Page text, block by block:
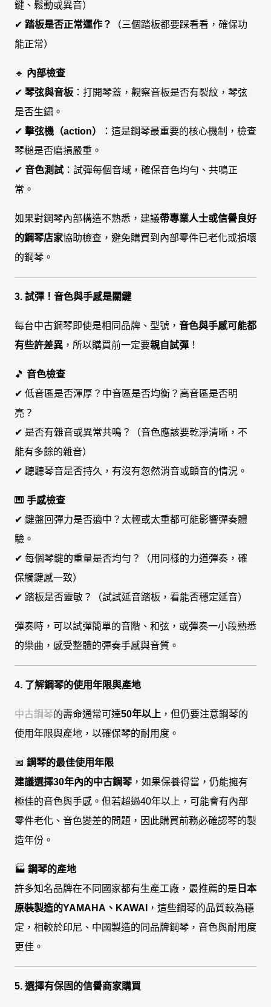
鍵、鬆動或異音）
✔ 踏板是否正常運作？
（三個踏板都要踩看看，確保功
能正常）
🔹 內部檢查
✔ 琴弦與音板 ：打開琴蓋，觀察音板是否有裂紋，琴弦
是否生鏽。
✔ 擊弦機（action）
：這是鋼琴最重要的核心機制，檢查
琴槌是否磨損嚴重。
✔ 音色測試：試彈每個音域，確保音色均勻、共鳴正
常。
如果對鋼琴內部構造不熟悉，建議帶專業人士或信譽良好
的鋼琴店家協助檢查，避免購買到內部零件已老化或損壞
的鋼琴。
3. 試彈！音色與手感是關鍵
每台中古鋼琴即使是相同品牌、型號， 音色與手感可能都
有些許差異 ，所以購買前一定要親自試彈 ！
🎵 音色檢查
✔ 低音區是否渾厚？中音區是否均衡？高音區是否明
亮？
✔ 是否有雜音或異常共鳴？（音色應該要乾淨清晰，不
能有多餘的雜音）
✔ 聽聽琴音是否持久，有沒有忽然消音或顫音的情況。
🎹 手感檢查
✔ 鍵盤回彈力是否適中？太輕或太重都可能影響彈奏體
驗。
✔ 每個琴鍵的重量是否均勻？（用同樣的力道彈奏，確
保觸鍵感一致）
✔ 踏板是否靈敏？（試試延音踏板，看能否穩定延音）
彈奏時，可以試彈簡單的音階、和弦，或彈奏一小段熟悉
的樂曲，感受整體的彈奏手感與音質。
4. 了解鋼琴的使用年限與產地
中古鋼琴的壽命通常可達50年以上 ，但仍要注意鋼琴的
使用年限與產地，以確保琴的耐用度。
📅 鋼琴的最佳使用年限
建議選擇30年內的中古鋼琴，如果保養得當，仍能擁有
極佳的音色與手感。但若超過40年以上，可能會有內部
零件老化、音色變差的問題，因此購買前務必確認琴的製
造年份。
🏭 鋼琴的產地
許多知名品牌在不同國家都有生產工廠，最推薦的是 日本
原裝製造的YAMAHA、KAWAI
，這些鋼琴的品質較為穩
定，相較於印尼、中國製造的同品牌鋼琴，音色與耐用度
更佳。
5. 選擇有保固的信譽商家購買